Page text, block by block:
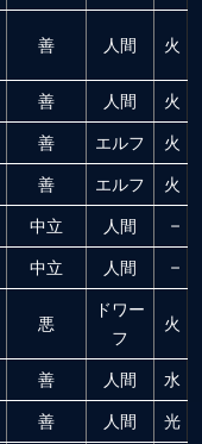
善 人間 火
善 人間 火
善 エルフ 火
善 エルフ 火
中立 人間 –
中立 人間 –
悪
ドワー
フ
火
善 人間 水
善 人間 光